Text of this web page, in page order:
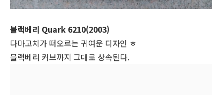
블랙베리 Quark 6210(2003)
다마고치가 떠오르는 귀여운 디자인 ㅎ
블랙베리 커브까지 그대로 상속된다.